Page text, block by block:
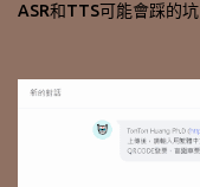
ASR和TTS可能會踩的坑